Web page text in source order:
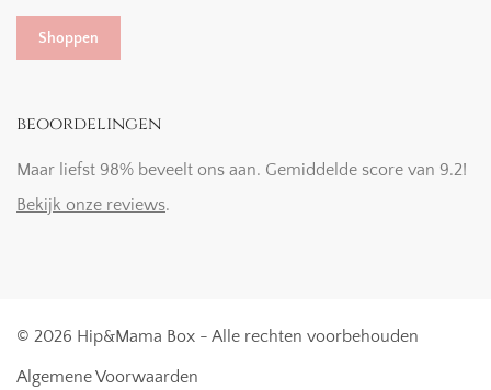
Shoppen
beoordelingen
Maar liefst 98% beveelt ons aan. Gemiddelde score van 9.2!
Bekijk onze reviews.
© 2026 Hip&Mama Box - Alle rechten voorbehouden
Algemene Voorwaarden